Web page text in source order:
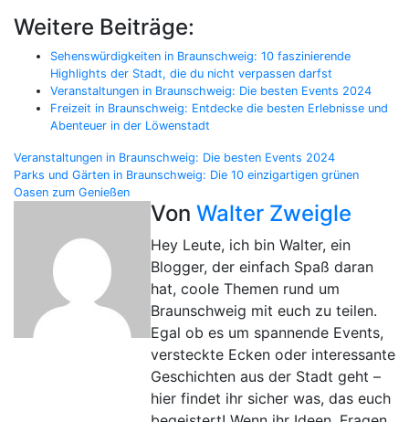
Weitere Beiträge:
Sehenswürdigkeiten in Braunschweig: 10 faszinierende
Highlights der Stadt, die du nicht verpassen darfst
Veranstaltungen in Braunschweig: Die besten Events 2024
Freizeit in Braunschweig: Entdecke die besten Erlebnisse und
Abenteuer in der Löwenstadt
Beitragsnavigation
Veranstaltungen in Braunschweig: Die besten Events 2024
Parks und Gärten in Braunschweig: Die 10 einzigartigen grünen
Oasen zum Genießen
Von Walter Zweigle
Hey Leute, ich bin Walter, ein
Blogger, der einfach Spaß daran
hat, coole Themen rund um
Braunschweig mit euch zu teilen.
Egal ob es um spannende Events,
versteckte Ecken oder interessante
Geschichten aus der Stadt geht –
hier findet ihr sicher was, das euch